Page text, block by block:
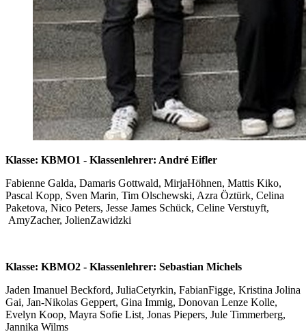
Klasse: KBMO1 - Klassenlehrer: André Eifler
Fabienne Galda, Damaris Gottwald, MirjaHöhnen, Mattis Kiko,
Pascal Kopp, Sven Marin, Tim Olschewski, Azra Öztürk, Celina
Paketova, Nico Peters, Jesse James Schück, Celine Verstuyft,
AmyZacher, JolienZawidzki
Klasse: KBMO2 - Klassenlehrer: Sebastian Michels
Jaden Imanuel Beckford, JuliaCetyrkin, FabianFigge, Kristina Jolina
Gai, Jan-Nikolas Geppert, Gina Immig, Donovan Lenze Kolle,
Evelyn Koop, Mayra Sofie List, Jonas Piepers, Jule Timmerberg,
Jannika Wilms